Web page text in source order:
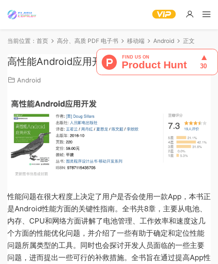
当前位置： 首页 高分、高质 PDF 电子书 移动端 Android 正文
高性能Android应用开发
Android
性能问题在很大程度上决定了用户是否会使用一款App，本书正
是Android性能方面的关键性指南。全书共8章，主要从电池、
内存、CPU和网络方面讲解了电池管理、工作效率和速度这几
个方面的性能优化问题，并介绍了一些有助于确定和定位性能
问题所属类型的工具。同时也会探讨开发人员面临的一些主要
问题，进而提出一些可行的补救措施。全书旨在通过提高App性